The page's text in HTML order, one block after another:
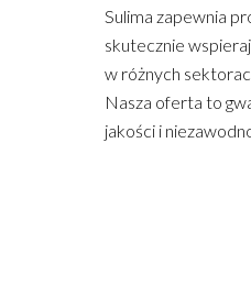
Sulima zapewnia
skutecznie
w różnych
Nasza oferta to
jakości i